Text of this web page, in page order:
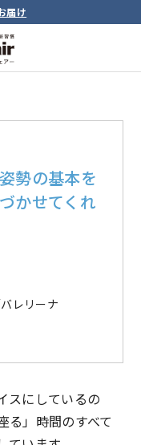
届け
勢の基本を
かせてくれ
レリーナ
スにしているの
る」時間のすべて